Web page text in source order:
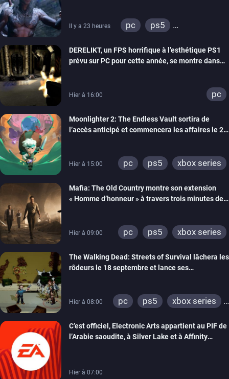
Il y a 23 heures pc
ps5
DERELIKT, un FPS horrifique à l’esthétique PS1
prévu sur PC pour cette année, se montre dans
Hier à 16:00 pc
Moonlighter 2: The Endless Vault sortira de
l’accès anticipé et commencera les affaires le 2
Hier à 15:00 pc ps5 xbox series
Mafia: The Old Country montre son extension
« Homme d’honneur » à travers trois minutes de
Hier à 09:00 pc ps5 xbox series
The Walking Dead: Streets of Survival lâchera les
rôdeurs le 18 septembre et lance ses
Hier à 08:00 pc ps5
xbox series
C’est officiel, Electronic Arts appartient au PIF de
l’Arabie saoudite, à Silver Lake et à Affinity
Hier à 07:00